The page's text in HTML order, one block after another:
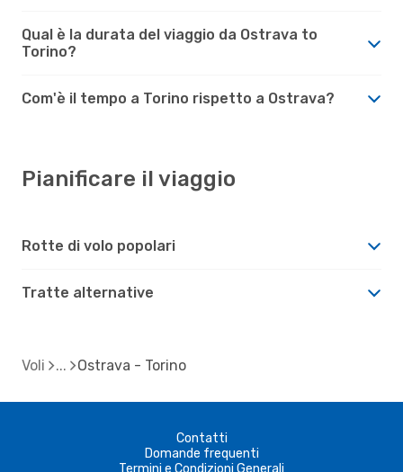
Qual è la durata del viaggio da Ostrava to
Torino?
Com'è il tempo a Torino rispetto a Ostrava?
Pianificare il viaggio
Rotte di volo popolari
Tratte alternative
Voli Ostrava - Torino
Contatti
Domande frequenti
Termini e Condizioni Generali